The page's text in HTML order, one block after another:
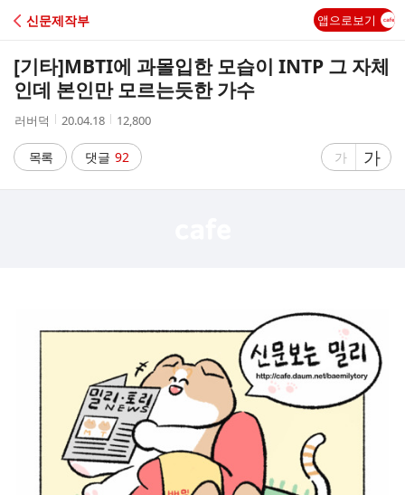
C
A
신문제작부 앱으로보기
[기타]MBTI에 과몰입한 모습이 INTP 그 자체
인데 본인만 모르는듯한 가수
작
자
러버덕
작
시
간
20.04.18
조
수
12,800
목록 댓글 92
글
가
글
자
가